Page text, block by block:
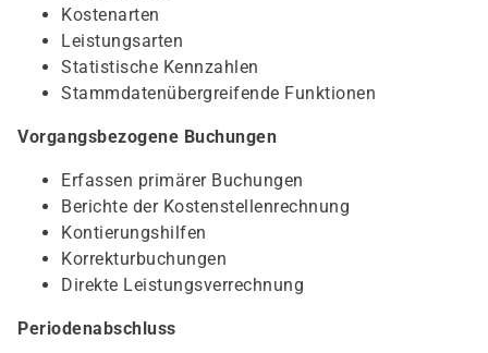
Kostenarten
Leistungsarten
Statistische Kennzahlen
Stammdatenübergreifende Funktionen
Vorgangsbezogene Buchungen
Erfassen primärer Buchungen
Berichte der Kostenstellenrechnung
Kontierungshilfen
Korrekturbuchungen
Direkte Leistungsverrechnung
Periodenabschluss